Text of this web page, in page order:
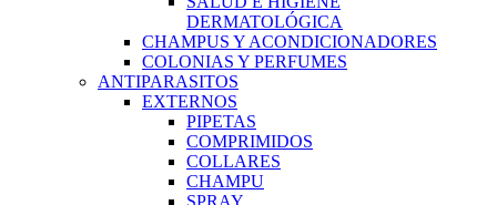
DERMATOLÓGICA
CHAMPUS Y ACONDICIONADORES
COLONIAS Y PERFUMES
ANTIPARASITOS
EXTERNOS
PIPETAS
COMPRIMIDOS
COLLARES
CHAMPU
SPRAY